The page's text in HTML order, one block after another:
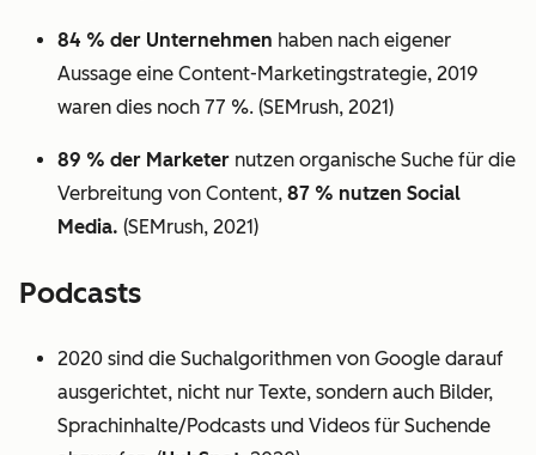
84 % der Unternehmen haben nach eigener
Aussage eine Content-Marketingstrategie, 2019
waren dies noch 77 %. (SEMrush, 2021)
89 % der Marketer nutzen organische Suche für die
Verbreitung von Content, 87 % nutzen Social
Media. (SEMrush, 2021)
Podcasts
2020 sind die Suchalgorithmen von Google darauf
ausgerichtet, nicht nur Texte, sondern auch Bilder,
Sprachinhalte/Podcasts und Videos für Suchende